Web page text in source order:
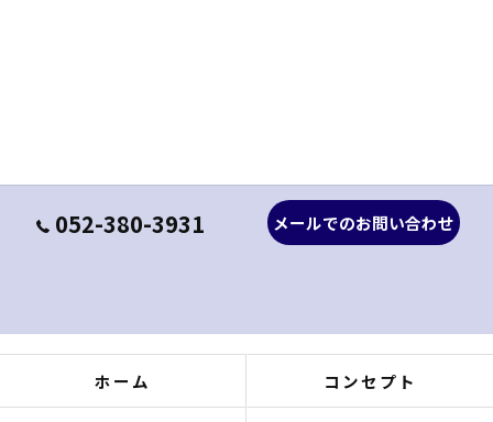
052-380-3931 メールでのお問い合わせ
ホーム コンセプト